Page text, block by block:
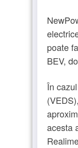
poate
BEV,
În
acesta